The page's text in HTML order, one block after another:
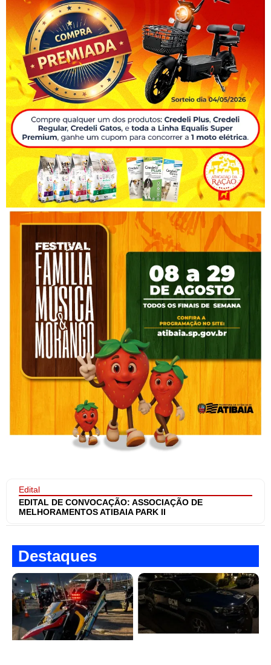
Edital
EDITAL DE CONVOCAÇÃO: ASSOCIAÇÃO DE
MELHORAMENTOS ATIBAIA PARK II
Destaques